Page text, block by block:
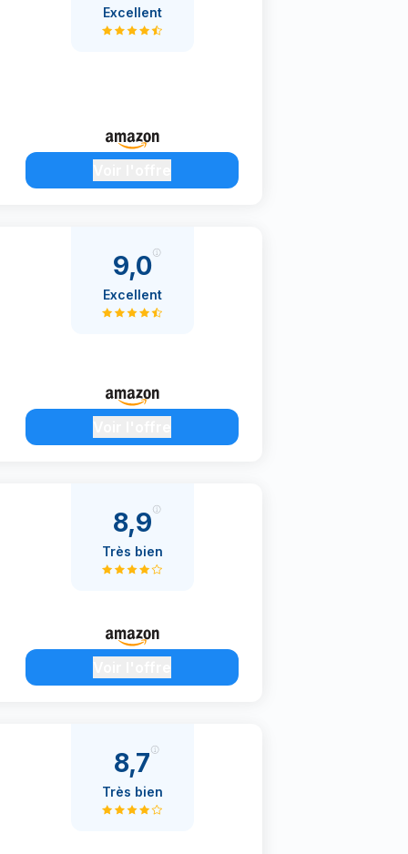
Excellent
9,0
Excellent
8,9
Très bien
8,7
Très bien